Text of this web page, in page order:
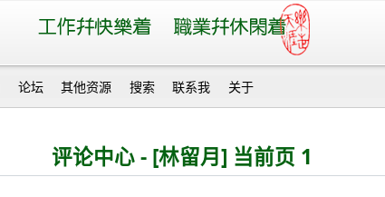
论坛 其他资源 搜索 联系我
关于
评论中心 - [林留月] 当前页 1